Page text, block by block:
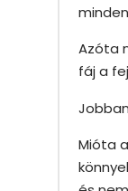
Azóta
fáj a
Mióta